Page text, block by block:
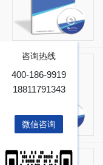
行业发展现状调查及投资
战略分析报告
咨询热线
400-186-9919
18811791343
微信咨询